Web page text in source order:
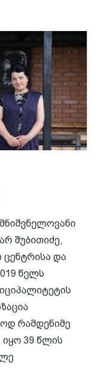
შუბითიძე,
და
წელს
რამდენიმე
39 წლის